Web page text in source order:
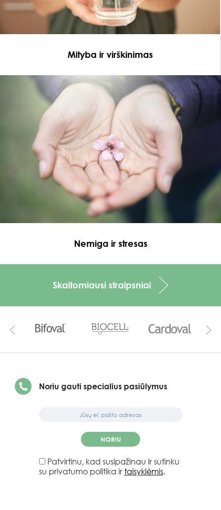
Mityba ir virškinimas
Nemiga ir stresas
Skaitomiausi straipsniai
Noriu gauti specialius pasiūlymus
NORIU
Patvirtinu, kad susipažinau ir sutinku
su privatumo politika ir taisyklėmis.